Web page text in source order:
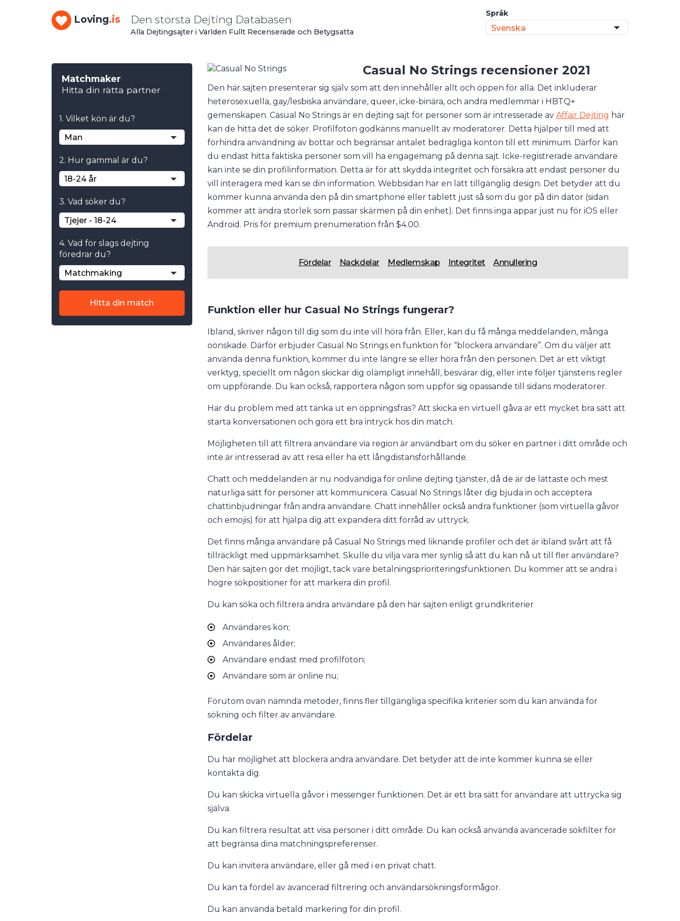
Loving.is Den största Dejting Databasen
Alla Dejtingsajter i Världen Fullt Recenserade och Betygsatta
Språk
Svenska
Matchmaker
Hitta din rätta partner
1. Vilket kön är du?
Man
2. Hur gammal är du?
18-24 år
3. Vad söker du?
Tjejer - 18-24
4. Vad för slags dejting
föredrar du?
Matchmaking
Hitta din match
Casual No Strings recensioner 2021
Den här sajten presenterar sig själv som att den innehåller allt och öppen för alla. Det inkluderar
heterosexuella, gay/lesbiska användare, queer, icke-binära, och andra medlemmar i HBTQ+
gemenskapen. Casual No Strings är en dejting sajt för personer som är intresserade av Affair Dejting här
kan de hitta det de söker. Profilfoton godkänns manuellt av moderatorer. Detta hjälper till med att
förhindra användning av bottar och begränsar antalet bedrägliga konton till ett minimum. Därför kan
du endast hitta faktiska personer som vill ha engagemang på denna sajt. Icke-registrerade användare
kan inte se din profilinformation. Detta är för att skydda integritet och försäkra att endast personer du
vill interagera med kan se din information. Webbsidan har en lätt tillgänglig design. Det betyder att du
kommer kunna använda den på din smartphone eller tablett just så som du gör på din dator (sidan
kommer att ändra storlek som passar skärmen på din enhet). Det finns inga appar just nu för iOS eller
Android. Pris för premium prenumeration från $4.00.
Fördelar Nackdelar Medlemskap Integritet Annullering
Funktion eller hur Casual No Strings fungerar?
Ibland, skriver någon till dig som du inte vill höra från. Eller, kan du få många meddelanden, många
oönskade. Därför erbjuder Casual No Strings en funktion för “blockera användare”. Om du väljer att
använda denna funktion, kommer du inte längre se eller höra från den personen. Det är ett viktigt
verktyg, speciellt om någon skickar dig olämpligt innehåll, besvärar dig, eller inte följer tjänstens regler
om uppförande. Du kan också, rapportera någon som uppför sig opassande till sidans moderatorer.
Har du problem med att tänka ut en öppningsfras? Att skicka en virtuell gåva är ett mycket bra sätt att
starta konversationen och göra ett bra intryck hos din match.
Möjligheten till att filtrera användare via region är användbart om du söker en partner i ditt område och
inte är intresserad av att resa eller ha ett långdistansförhållande.
Chatt och meddelanden är nu nödvändiga för online dejting tjänster, då de är de lättaste och mest
naturliga sätt för personer att kommunicera. Casual No Strings låter dig bjuda in och acceptera
chattinbjudningar från andra användare. Chatt innehåller också andra funktioner (som virtuella gåvor
och emojis) för att hjälpa dig att expandera ditt förråd av uttryck.
Det finns många användare på Casual No Strings med liknande profiler och det är ibland svårt att få
tillräckligt med uppmärksamhet. Skulle du vilja vara mer synlig så att du kan nå ut till fler användare?
Den här sajten gör det möjligt, tack vare betalningsprioriteringsfunktionen. Du kommer att se andra i
högre sökpositioner för att markera din profil.
Du kan söka och filtrera andra användare på den här sajten enligt grundkriterier
Användares kön;
Användares ålder;
Användare endast med profilfoton;
Användare som är online nu;
Förutom ovan nämnda metoder, finns fler tillgängliga specifika kriterier som du kan använda för
sökning och filter av användare.
Fördelar
Du har möjlighet att blockera andra användare. Det betyder att de inte kommer kunna se eller
kontakta dig.
Du kan skicka virtuella gåvor i messenger funktionen. Det är ett bra sätt för användare att uttrycka sig
själva.
Du kan filtrera resultat att visa personer i ditt område. Du kan också använda avancerade sökfilter för
att begränsa dina matchningspreferenser.
Du kan invitera användare, eller gå med i en privat chatt.
Du kan ta fördel av avancerad filtrering och användarsökningsförmågor.
Du kan använda betald markering för din profil.